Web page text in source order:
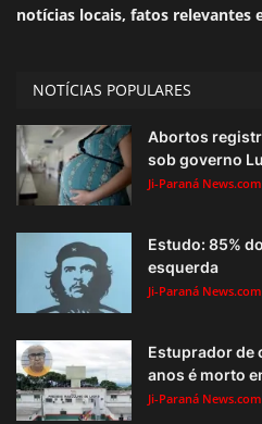
notícias locais, fatos relevantes
NOTÍCIAS POPULARES
Abortos
sob governo
Ji-Paraná News.com
Estudo: 85%
esquerda
Ji-Paraná News.com
Estuprador de
anos é morto
Ji-Paraná News.com